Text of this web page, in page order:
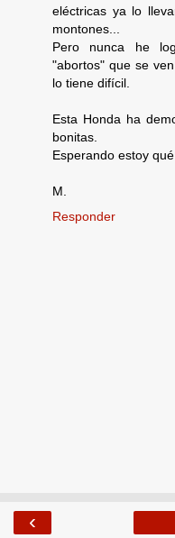
eléctricas ya lo
montones...
Pero nunca he
"abortos" que se
lo tiene difícil.
Esta Honda ha
bonitas.
Esperando estoy
M.
Responder
‹